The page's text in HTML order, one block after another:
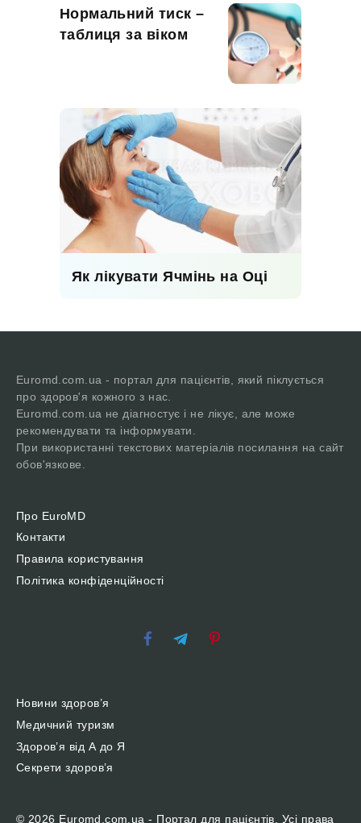
Нормальний тиск –
таблиця за віком
Як лікувати Ячмінь на Оці
Euromd.com.ua - портал для пацієнтів, який піклується
про здоров'я кожного з нас.
Euromd.com.ua не діагностує і не лікує, але може
рекомендувати та інформувати.
При використанні текстових матеріалів посилання на сайт
обов'язкове.
Про EuroMD
Контакти
Правила користування
Політика конфіденційності
Новини здоров’я
Медичний туризм
Здоров’я від А до Я
Секрети здоров’я
© 2026 Euromd.com.ua - Портал для пацієнтів. Усі права